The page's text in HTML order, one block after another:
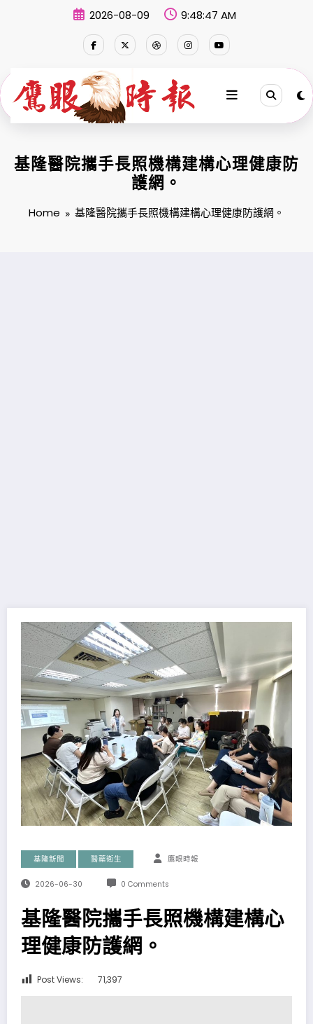
2026-08-09 9:48:48 AM
基隆醫院攜手長照機構建構心理健康防
護網。
Home 基隆醫院攜手長照機構建構心理健康防護網。
基隆新聞 醫藥衛生 鷹眼時報
2026-06-30 0 Comments
基隆醫院攜手長照機構建構心
理健康防護網。
Post Views: 71,397